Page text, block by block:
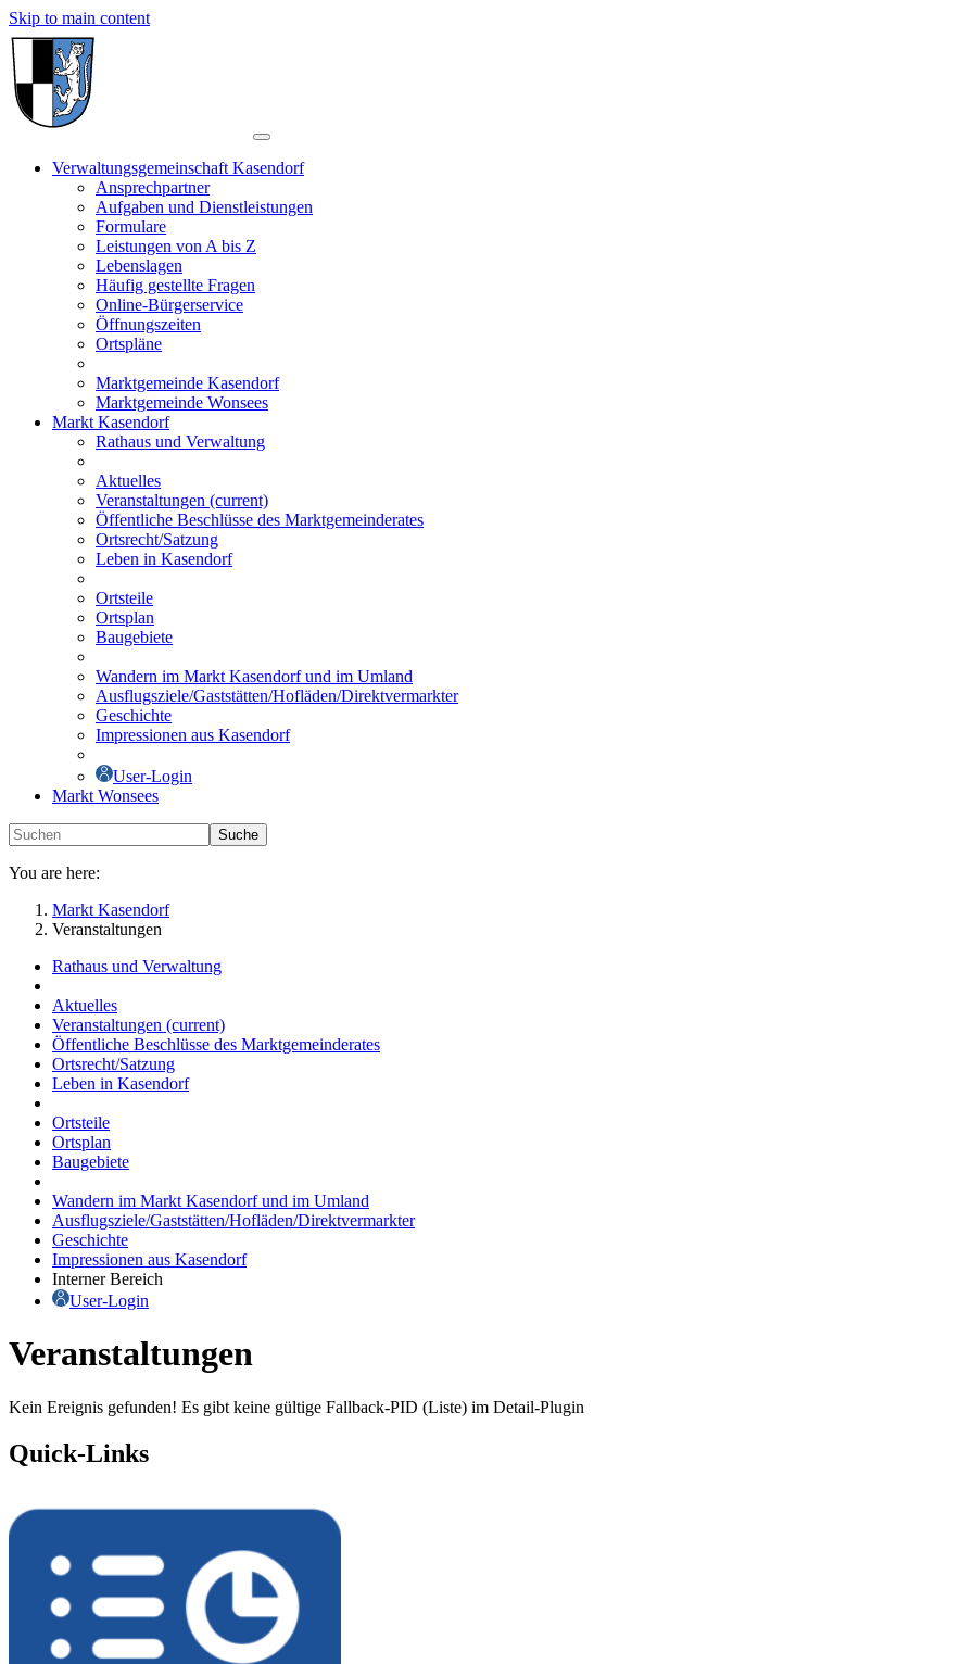
Skip to main content
Verwaltungsgemeinschaft Kasendorf
Ansprechpartner
Aufgaben und Dienstleistungen
Formulare
Leistungen von A bis Z
Lebenslagen
Häufig gestellte Fragen
Online-Bürgerservice
Öffnungszeiten
Ortspläne
Marktgemeinde Kasendorf
Marktgemeinde Wonsees
Markt Kasendorf
Rathaus und Verwaltung
Aktuelles
Veranstaltungen (current)
Öffentliche Beschlüsse des Marktgemeinderates
Ortsrecht/Satzung
Leben in Kasendorf
Ortsteile
Ortsplan
Baugebiete
Wandern im Markt Kasendorf und im Umland
Ausflugsziele/Gaststätten/Hofläden/Direktvermarkter
Geschichte
Impressionen aus Kasendorf
User-Login
Markt Wonsees
Suche
You are here:
Markt Kasendorf
Veranstaltungen
Rathaus und Verwaltung
Aktuelles
Veranstaltungen (current)
Öffentliche Beschlüsse des Marktgemeinderates
Ortsrecht/Satzung
Leben in Kasendorf
Ortsteile
Ortsplan
Baugebiete
Wandern im Markt Kasendorf und im Umland
Ausflugsziele/Gaststätten/Hofläden/Direktvermarkter
Geschichte
Impressionen aus Kasendorf
Interner Bereich
User-Login
Veranstaltungen
Kein Ereignis gefunden! Es gibt keine gültige Fallback-PID (Liste) im Detail-Plugin
Quick-Links